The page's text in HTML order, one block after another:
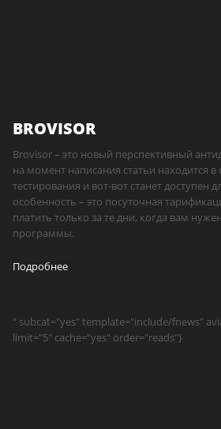
BROVISOR
Brovisor – это новый перспективный
на момент написания статьи находится в
тестирования и вот-вот станет доступен
особенность – это посуточная
платить только за те дни, когда вам
программы.
Подробнее
" subcat="yes" template="include/fnews"
limit="5" cache="yes" order="reads"}